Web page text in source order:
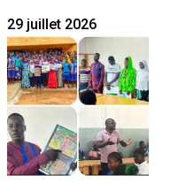
29 juillet 2026